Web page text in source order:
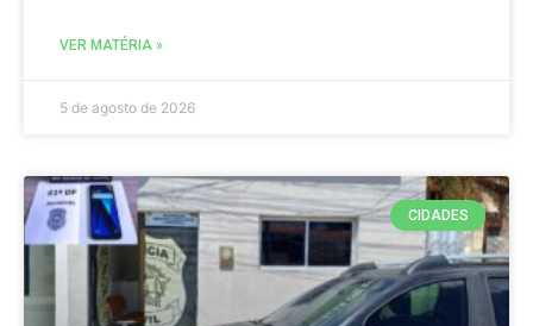
VER MATÉRIA »
5 de agosto de 2026
CIDADES